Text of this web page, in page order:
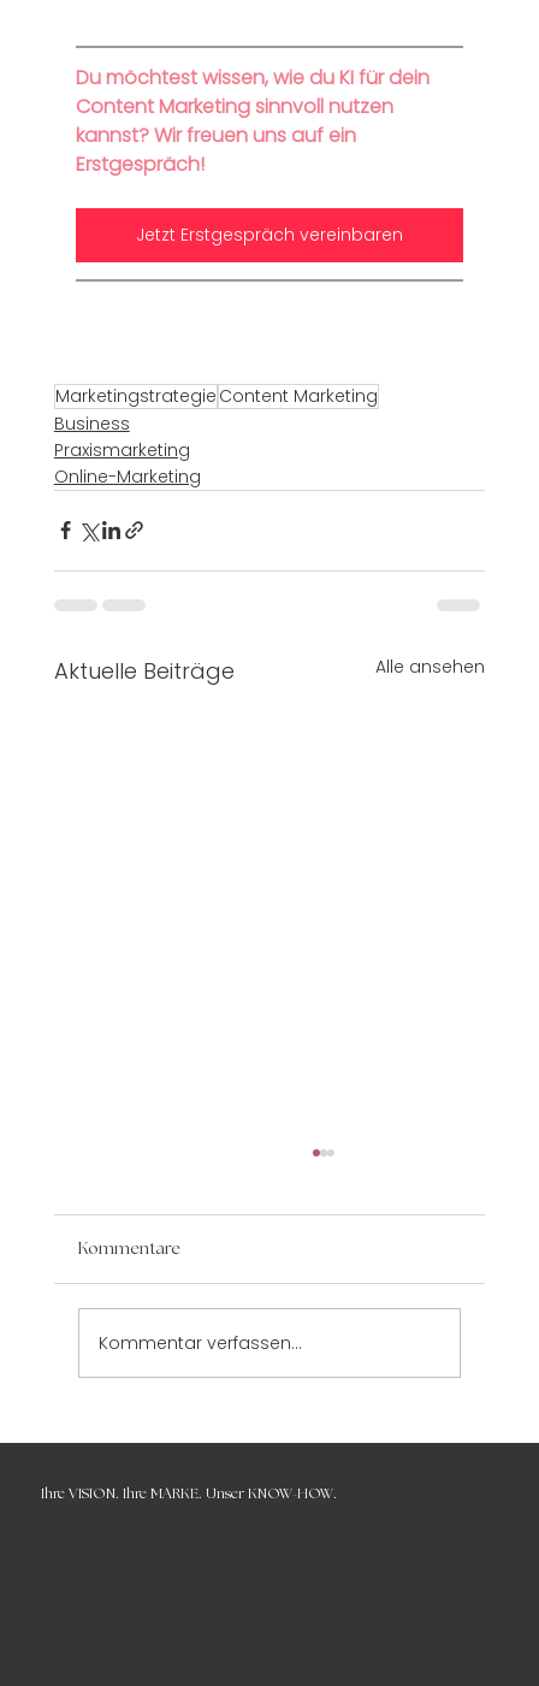
Du möchtest wissen, wie du KI für dein
Content Marketing sinnvoll nutzen
kannst? Wir freuen uns auf ein
Erstgespräch!
Jetzt Erstgespräch vereinbaren
Marketingstrategie Content Marketing
Business
Praxismarketing
Online-Marketing
Aktuelle Beiträge Alle ansehen
Kommentare
Kommentar verfassen...
Ihre VISION. Ihre MARKE. Unser KNOW-HOW.